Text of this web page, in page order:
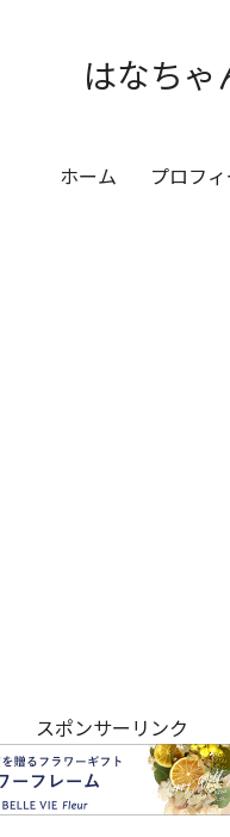
はなち
ホーム プロフ
スポンサーリンク